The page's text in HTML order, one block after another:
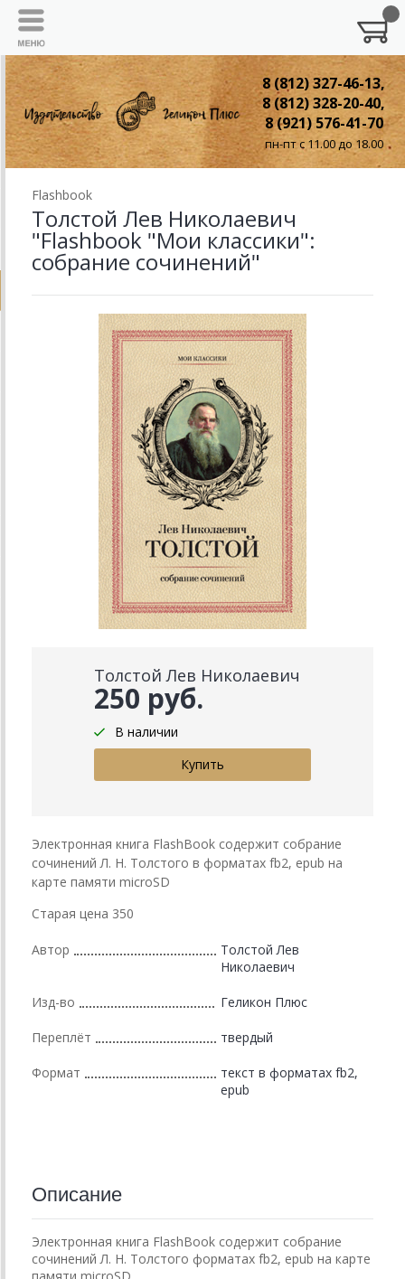
8 (812) 327-46-13,
8 (812) 328-20-40,
8 (921) 576-41-70
пн-пт с 11.00 до 18.00
Flashbook
Толстой Лев Николаевич
"Flashbook "Мои классики":
собрание сочинений"
Толстой Лев Николаевич
250 руб.
В наличии
Электронная книга FlashBook содержит собрание
сочинений Л. Н. Толстого в форматах fb2, epub на
карте памяти microSD
Старая цена 350
Автор
Толстой Лев
Николаевич
Изд-во Геликон Плюс
Переплёт твердый
Формат
текст в форматах fb2,
epub
Описание
Электронная книга FlashBook содержит собрание
сочинений Л. Н. Толстого форматах fb2, epub на карте